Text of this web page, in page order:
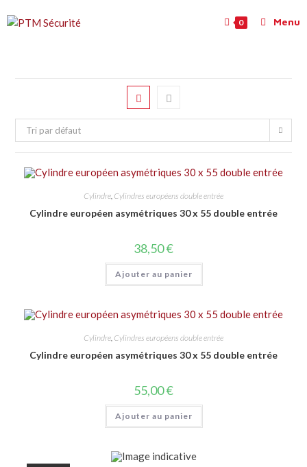
0 Menu
Tri par défaut
Cylindre, Cylindres européens double entrée
Cylindre européen asymétriques 30 x 55 double entrée
38,50€
Ajouter au panier
Cylindre Cylindres européens double entrée
Cylindre européen asymétriques 30 x 55 double entrée
55,00€
Ajouter au panier